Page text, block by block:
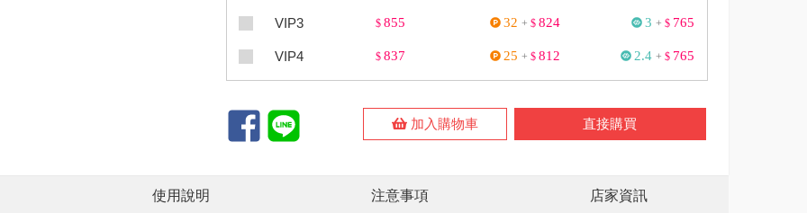
VIP3 $855 32 +$824 3 +$ 765
VIP4 $837 25 +$812 2.4 +$ 765
直接購買
加入購物車
使用說明 注意事項 店家資訊